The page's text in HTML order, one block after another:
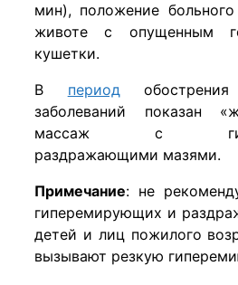
мин), положение
животе с опущенным
кушетки.
В периодобострения
заболеваний показан
массаж с
раздражающими мазями.
Примечание: не
гиперемирующих и
детей и лиц пожилого
вызывают резкую